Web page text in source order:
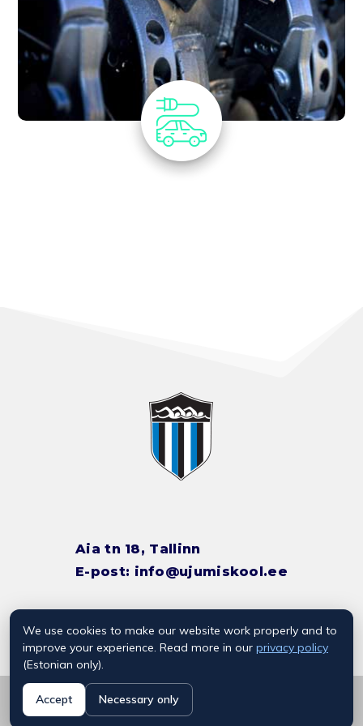
Fusce nec aliquet est. Ut non egestas
nibh, quis mattis ex.
Aia tn 18, Tallinn
E-post: info@ujumiskool.ee
TREENERITE KONTAKTID
© 2026 Kalevi Ujumiskool
Privaatsuspoliitika
We use cookies to make our website work properly and to
improve your experience. Read more in our privacy policy
(Estonian only).
Accept Necessary only